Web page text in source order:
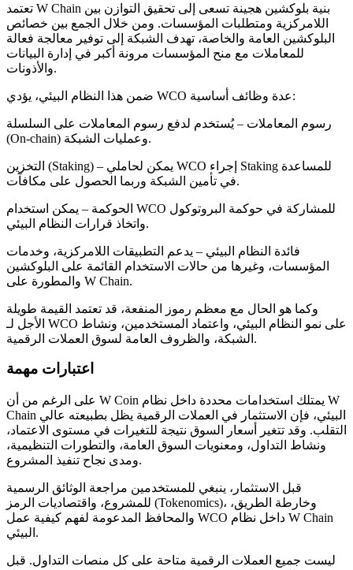
معلومة
تحليل البيانات الضخمة بما في ذلك المعلومات التجارية، وما
إلى ذلك.
مرشد
دليل المبتدئين للعقود الآجلة
استراتيجيات التداول
تعلم كيفية البقاء مربحة
تعتمد W Chain بنية بلوكشين هجينة تسعى إلى تحقيق التوازن بين
اللامركزية ومتطلبات المؤسسات. ومن خلال الجمع بين خصائص
البلوكشين العامة والخاصة، تهدف الشبكة إلى توفير معالجة فعالة
للمعاملات مع منح المؤسسات مرونة أكبر في إدارة البيانات
والأذونات.
ضمن هذا النظام البيئي، يؤدي WCO عدة وظائف أساسية:
رسوم المعاملات – يُستخدم لدفع رسوم المعاملات على السلسلة
(On-chain) وعمليات الشبكة.
التخزين (Staking) – يمكن لحاملي WCO إجراء Staking للمساعدة
في تأمين الشبكة وربما الحصول على مكافآت.
الحوكمة – يمكن استخدام WCO للمشاركة في حوكمة البروتوكول
واتخاذ قرارات النظام البيئي.
فائدة النظام البيئي – يدعم التطبيقات اللامركزية، وخدمات
المؤسسات، وغيرها من حالات الاستخدام القائمة على البلوكشين
والمطورة على W Chain.
وكما هو الحال مع معظم رموز المنفعة، قد تعتمد القيمة طويلة
الأجل لـ WCO على نمو النظام البيئي، واعتماد المستخدمين، ونشاط
الشبكة، والظروف العامة لسوق العملات الرقمية.
اعتبارات مهمة
على الرغم من أن W Coin يمتلك استخدامات محددة داخل نظام W
Chain البيئي، فإن الاستثمار في العملات الرقمية يظل بطبيعته عالي
التقلب. وقد تتغير أسعار السوق نتيجة للتغيرات في مستوى الاعتماد،
ونشاط التداول، ومعنويات السوق العامة، والتطورات التنظيمية،
ومدى نجاح تنفيذ المشروع.
قبل الاستثمار، ينبغي للمستخدمين مراجعة الوثائق الرسمية
للمشروع، واقتصاديات الرمز (Tokenomics)، وخارطة الطريق،
والمحافظ المدعومة لفهم كيفية عمل WCO داخل نظام W Chain
البيئي.
ليست جميع العملات الرقمية متاحة على كل منصات التداول. قبل